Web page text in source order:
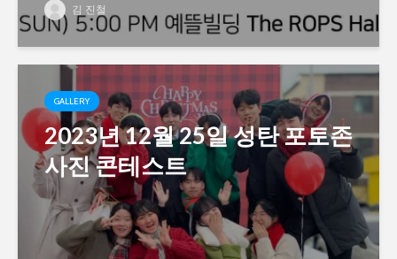
김 진철
GALLERY
2023년 12월 25일 성탄 포토존
사진 콘테스트